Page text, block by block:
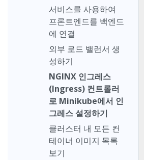
서비스를 사용하여
프론트엔드를 백엔드
에 연결
외부 로드 밸런서 생
성하기
NGINX 인그레스
(Ingress) 컨트롤러
로 Minikube에서 인
그레스 설정하기
클러스터 내 모든 컨
테이너 이미지 목록
보기